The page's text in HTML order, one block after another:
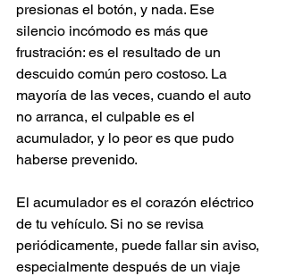
presionas el botón, y nada. Ese
silencio incómodo es más que
frustración: es el resultado de un
descuido común pero costoso. La
mayoría de las veces, cuando el auto
no arranca, el culpable es el
acumulador, y lo peor es que pudo
haberse prevenido.
El acumulador es el corazón eléctrico
de tu vehículo. Si no se revisa
periódicamente, puede fallar sin aviso,
especialmente después de un viaje